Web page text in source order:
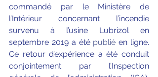
commandé par le Ministère de
l’Intérieur concernant l’incendie
survenu à l’usine Lubrizol en
septembre 2019 a été publié en ligne.
Ce retour d’expérience a été conduit
conjointement par l’Inspection